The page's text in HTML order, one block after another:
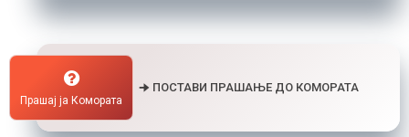
Прашај ја Комората
🠊 ПОСТАВИ ПРАШАЊЕ ДО КОМОРАТА